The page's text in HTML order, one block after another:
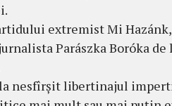
extremist Mi
Parászka Boróka
nesfîrșit libertinajul